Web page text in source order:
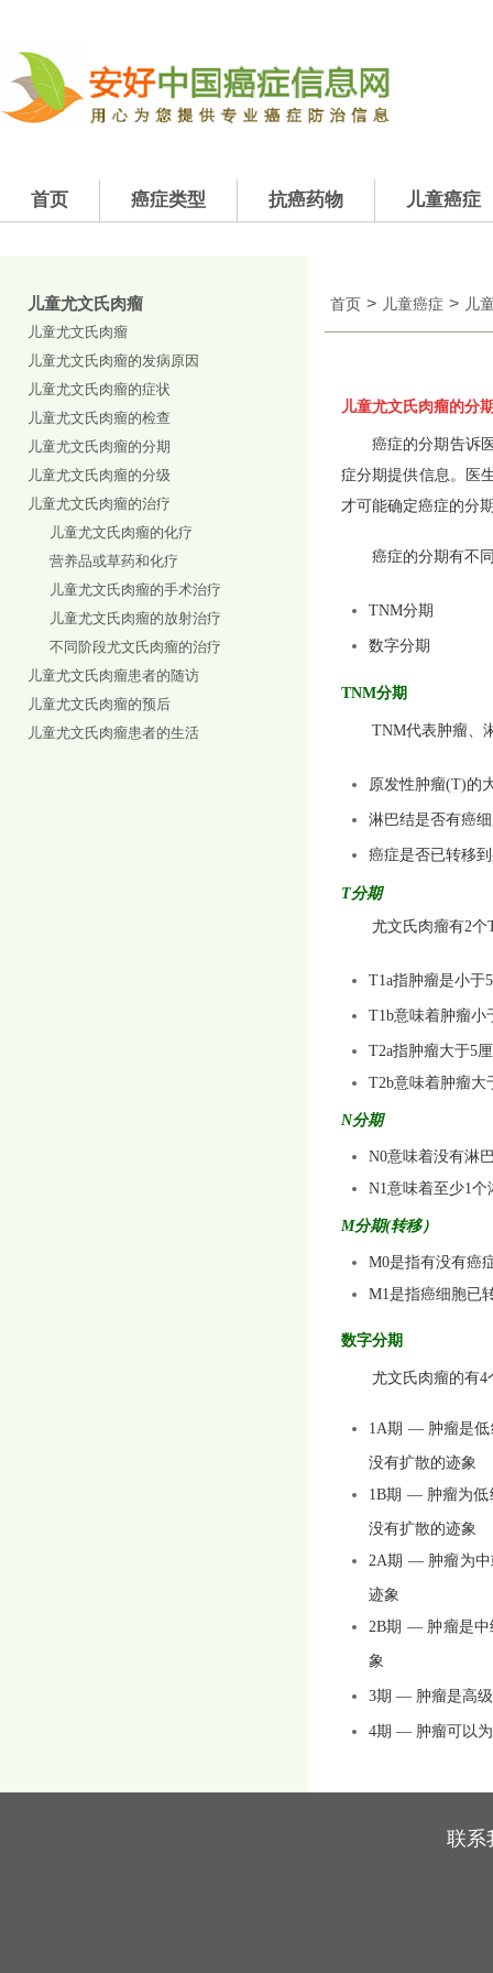
首页 癌症类型 抗癌药物 儿童癌症
儿童尤文氏肉瘤
儿童尤文氏肉瘤
儿童尤文氏肉瘤的发病原因
儿童尤文氏肉瘤的症状
儿童尤文氏肉瘤的检查
儿童尤文氏肉瘤的分期
儿童尤文氏肉瘤的分级
儿童尤文氏肉瘤的治疗
儿童尤文氏肉瘤的化疗
营养品或草药和化疗
儿童尤文氏肉瘤的手术治疗
儿童尤文氏肉瘤的放射治疗
不同阶段尤文氏肉瘤的治疗
儿童尤文氏肉瘤患者的随访
儿童尤文氏肉瘤的预后
儿童尤文氏肉瘤患者的生活
首页 > 儿童癌症 > 儿
儿童尤文氏肉瘤的分
癌症的分期告诉
症分期提供信息。医
才可能确定癌症的分
癌症的分期有不
TNM分期
数字分期
TNM分期
TNM代表肿瘤、
原发性肿瘤(T)的
淋巴结是否有癌
癌症是否已转移
T分期
尤文氏肉瘤有2个
T1a指肿瘤是小于5
T1b意味着肿瘤小
T2a指肿瘤大于5
T2b意味着肿瘤大
N分期
N0意味着没有淋
N1意味着至少1个
M分期(转移）
M0是指有没有癌
M1是指癌细胞已
数字分期
尤文氏肉瘤的有4
1A期 — 肿瘤是低
没有扩散的迹象
1B期 — 肿瘤为低
没有扩散的迹象
2A期 — 肿瘤为中
迹象
2B期 — 肿瘤是中
象
3期 — 肿瘤是高级
4期 — 肿瘤可以为
联系